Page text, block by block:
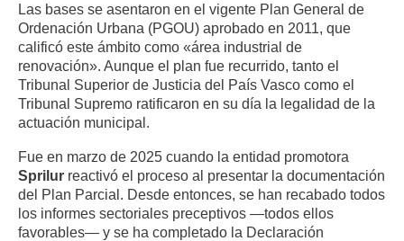
Las bases se asentaron en el vigente Plan General de
Ordenación Urbana (PGOU) aprobado en 2011, que
calificó este ámbito como «área industrial de
renovación». Aunque el plan fue recurrido, tanto el
Tribunal Superior de Justicia del País Vasco como el
Tribunal Supremo ratificaron en su día la legalidad de la
actuación municipal.
Fue en marzo de 2025 cuando la entidad promotora
Sprilur reactivó el proceso al presentar la documentación
del Plan Parcial. Desde entonces, se han recabado todos
los informes sectoriales preceptivos —todos ellos
favorables— y se ha completado la Declaración